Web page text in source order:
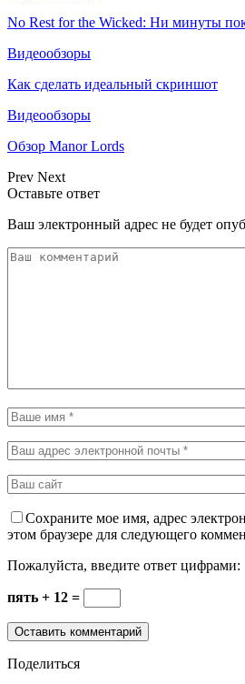
No Rest for the Wicked: Ни минуты
Видеообзоры
Как сделать идеальный скриншот
Видеообзоры
Обзор Manor Lords
Prev Next
Оставьте ответ
Ваш электронный адрес не будет
Сохраните мое имя, адрес
этом браузере для следующего
Пожалуйста, введите ответ цифрами:
пять + 12 =
Поделиться